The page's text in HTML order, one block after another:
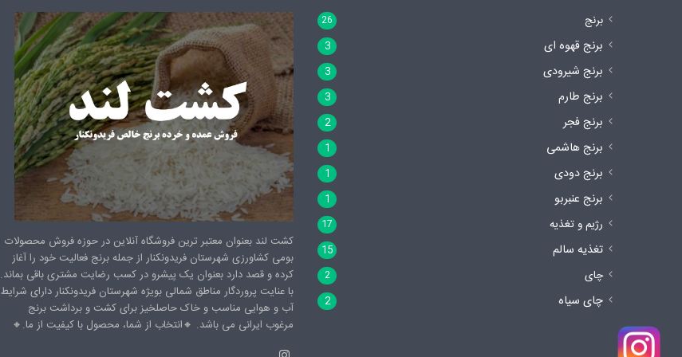
برنج 26
برنج قهوه ای 3
برنج شیرودی 3
برنج طارم 3
برنج فجر 2
برنج هاشمی 1
برنج دودی 1
برنج عنبربو 1
رژیم و تغذیه 17
تغذیه سالم 15
چای 2
چای سیاه 2
کشت لند بعنوان معتبر ترین فروشگاه آنلاین در حوزه فروش محصولات
بومی کشاورزی شهرستان فریدونکنار از جمله برنج فعالیت خود را آغاز
کرده و قصد دارد بعنوان یک پیشرو در کسب رضایت مشتری باقی بماند.
با عنایت پروردگار مناطق شمالی بویژه شهرستان فریدونکنار دارای شرایط
آب و هوایی مناسب و خاک حاصلخیز برای کشت و برداشت برنج
مرغوب ایرانی می باشد. 🔸️انتخاب از شما، محصول با کیفیت از ما.🔸️